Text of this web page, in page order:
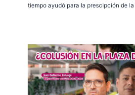
tiempo ayudó para la prescipción de